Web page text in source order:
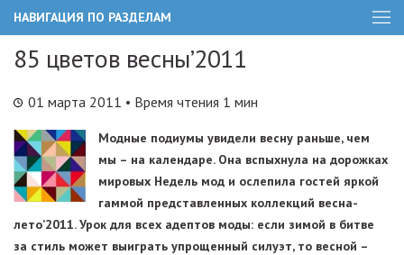
НАВИГАЦИЯ ПО РАЗДЕЛАМ
85 цветов весны’2011
01 марта 2011 • Время чтения 1 мин
Модные подиумы увидели весну раньше, чем
мы – на календаре. Она вспыхнула на дорожках
мировых Недель мод и ослепила гостей яркой
гаммой представленных коллекций весна-
лето’2011. Урок для всех адептов моды: если зимой в битве
за стиль может выиграть упрощенный силуэт, то весной –